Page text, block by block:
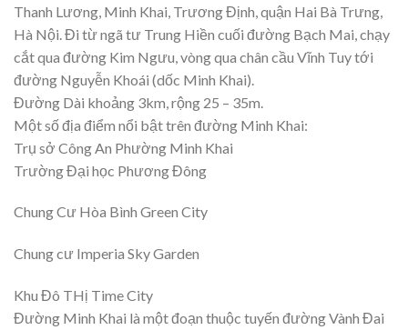
Thanh Lương, Minh Khai, Trương Định, quận Hai Bà Trưng,
Hà Nội. Đi từ ngã tư Trung Hiền cuối đường Bạch Mai, chạy
cắt qua đường Kim Ngưu, vòng qua chân cầu Vĩnh Tuy tới
đường Nguyễn Khoái (dốc Minh Khai).
Đường Dài khoảng 3km, rộng 25 – 35m.
Một số địa điểm nổi bật trên đường Minh Khai:
Trụ sở Công An Phường Minh Khai
Trường Đại học Phương Đông
Chung Cư Hòa Bình Green City
Chung cư Imperia Sky Garden
Khu Đô THị Time City
Đường Minh Khai là một đoạn thuộc tuyến đường Vành Đai